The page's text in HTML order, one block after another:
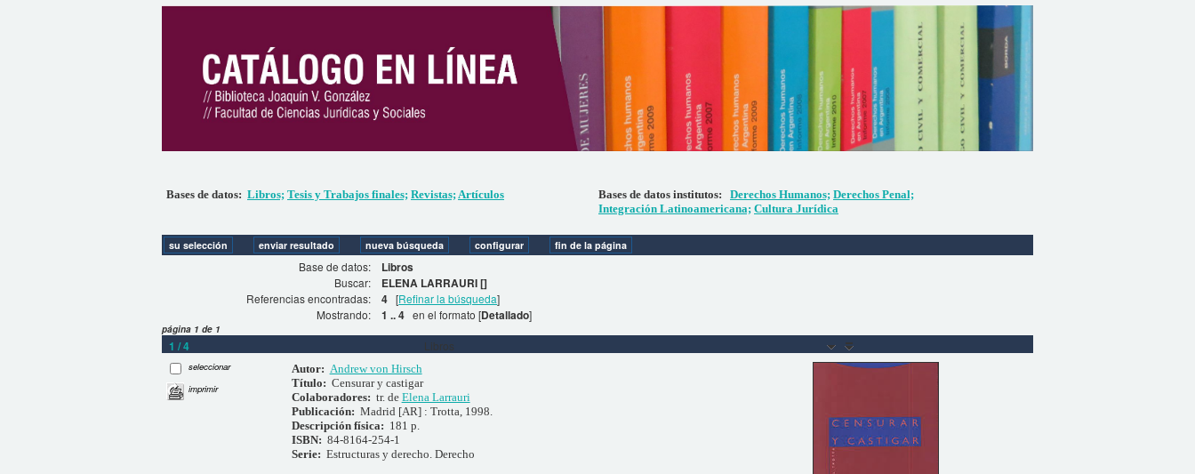
Bases de datos: Libros; Tesis y Trabajos finales; Revistas;Artículos Bases de datos institutos: Derechos Humanos; Derechos Penal;
Integración Latinoamericana; Cultura Jurídica
Base de datos: Libros
Buscar: ELENA LARRAURI []
Referencias encontradas: 4 [Refinar la búsqueda]
Mostrando:
1 .. 4 en el formato [Detallado]
página 1 de 1
1 / 4 Libros
seleccionar
imprimir
Autor: Andrew von Hirsch
Título: Censurar y castigar
Colaboradores: tr. de Elena Larrauri
Publicación: Madrid [AR] : Trotta, 1998.
Descripción física: 181 p.
ISBN: 84-8164-254-1
Serie: Estructuras y derecho. Derecho